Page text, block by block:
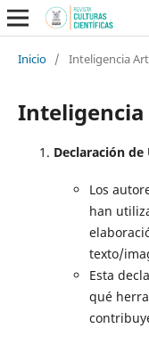
Inicio / Inteligencia
Declaración de
Los
han
texto/
Esta
qué